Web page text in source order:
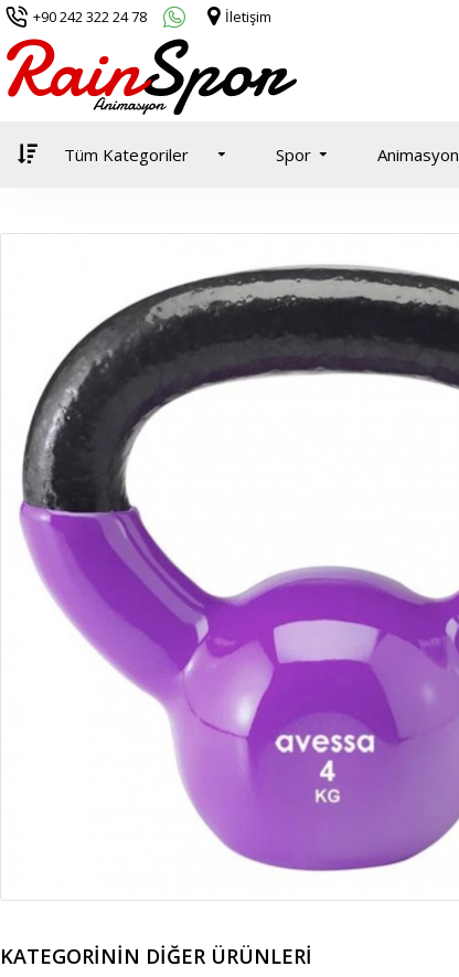
+90 242 322 24 78 İletişim
Tüm Kategoriler Spor Animasyon
KATEGORININ DIĞER ÜRÜNLERI